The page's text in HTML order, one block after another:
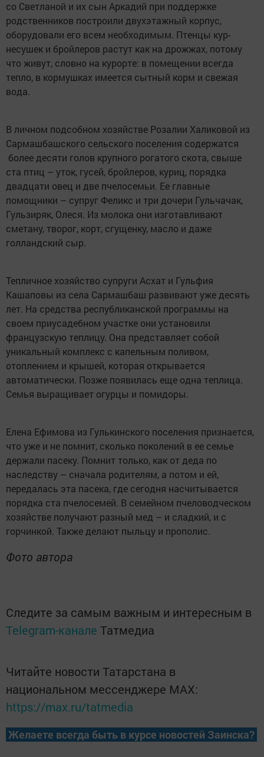
со Светланой и их сын Аркадий при поддержке
родственников построили двухэтажный корпус,
оборудовали его всем необходимым. Птенцы кур-
несушек и бройлеров растут как на дрожжах, потому
что живут, словно на курорте: в помещении всегда
тепло, в кормушках имеется сытный корм и свежая
вода.
В личном подсобном хозяйстве Розалии Халиковой из
Сармашбашского сельского поселения содержатся
более десяти голов крупного рогатого скота, свыше
ста птиц – уток, гусей, бройлеров, куриц, порядка
двадцати овец и две пчелосемьи. Ее главные
помощники – супруг Феликс и три дочери Гульчачак,
Гульзиряк, Олеся. Из молока они изготавливают
сметану, творог, корт, сгущенку, масло и даже
голландский сыр.
Тепличное хозяйство супруги Асхат и Гульфия
Кашаповы из села Сармашбаш развивают уже десять
лет. На средства республиканской программы на
своем приусадебном участке они установили
французскую теплицу. Она представляет собой
уникальный комплекс с капельным поливом,
отоплением и крышей, которая открывается
автоматически. Позже появилась еще одна теплица.
Семья выращивает огурцы и помидоры.
Елена Ефимова из Гулькинского поселения признается,
что уже и не помнит, сколько поколений в ее семье
держали пасеку. Помнит только, как от деда по
наследству – сначала родителям, а потом и ей,
передалась эта пасека, где сегодня насчитывается
порядка ста пчелосемей. В семейном пчеловодческом
хозяйстве получают разный мед – и сладкий, и с
горчинкой. Также делают пыльцу и прополис.
Фото автора
Следите за самым важным и интересным в
Telegram-канале Татмедиа
Читайте новости Татарстана в
национальном мессенджере MАХ:
https://max.ru/tatmedia
Желаете всегда быть в курсе новостей Заинска?